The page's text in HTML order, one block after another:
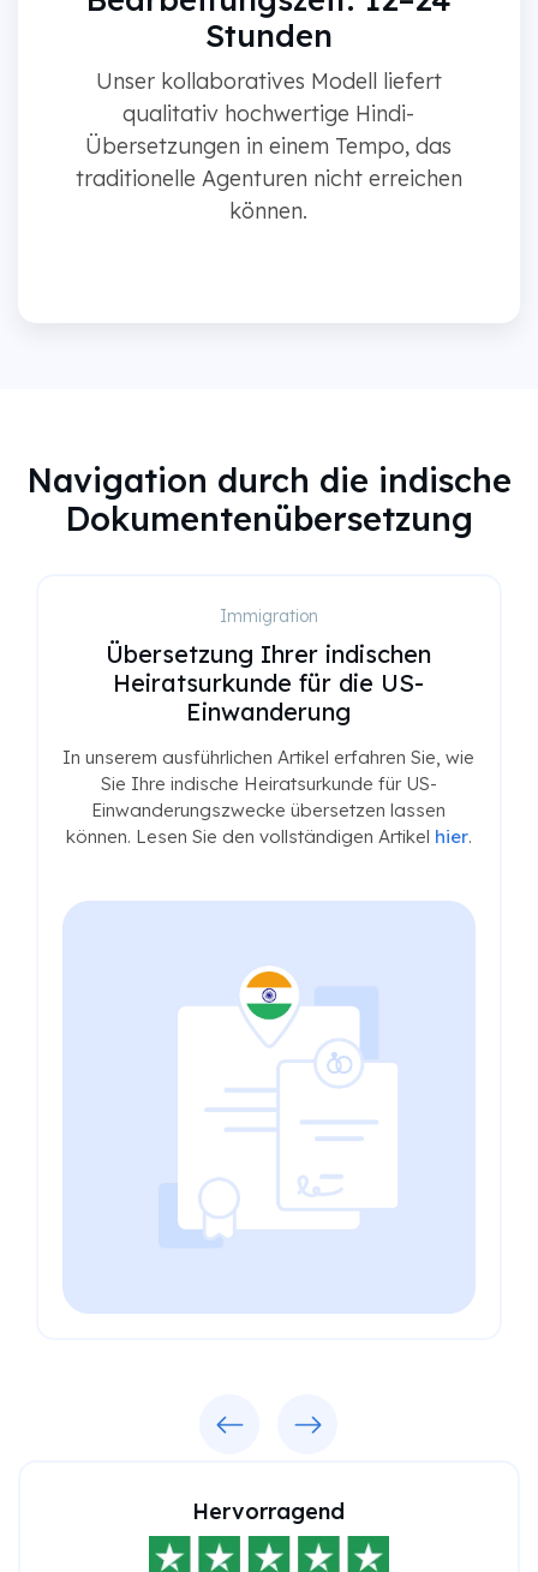
Stunden
Unser kollaboratives Modell liefert
qualitativ hochwertige Hindi-
Übersetzungen in einem Tempo, das
traditionelle Agenturen nicht erreichen
können.
Navigation durch die indische
Dokumentenübersetzung
Immigration
Übersetzung Ihrer indischen
Heiratsurkunde für die US-
Einwanderung
In unserem ausführlichen Artikel erfahren Sie, wie
Sie Ihre indische Heiratsurkunde für US-
Einwanderungszwecke übersetzen lassen
können. Lesen Sie den vollständigen Artikel hier.
Hervorragend